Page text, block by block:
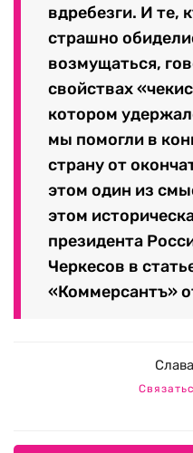
вдребезги. И те,
страшно
возмущаться,
свойствах
котором
мы помогли в
страну от
этом один из
этом
президента
Черкесов в
«Коммерсантъ»